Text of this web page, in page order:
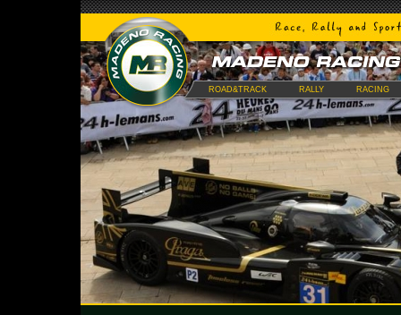
ROAD&TRACK RALLY RACING